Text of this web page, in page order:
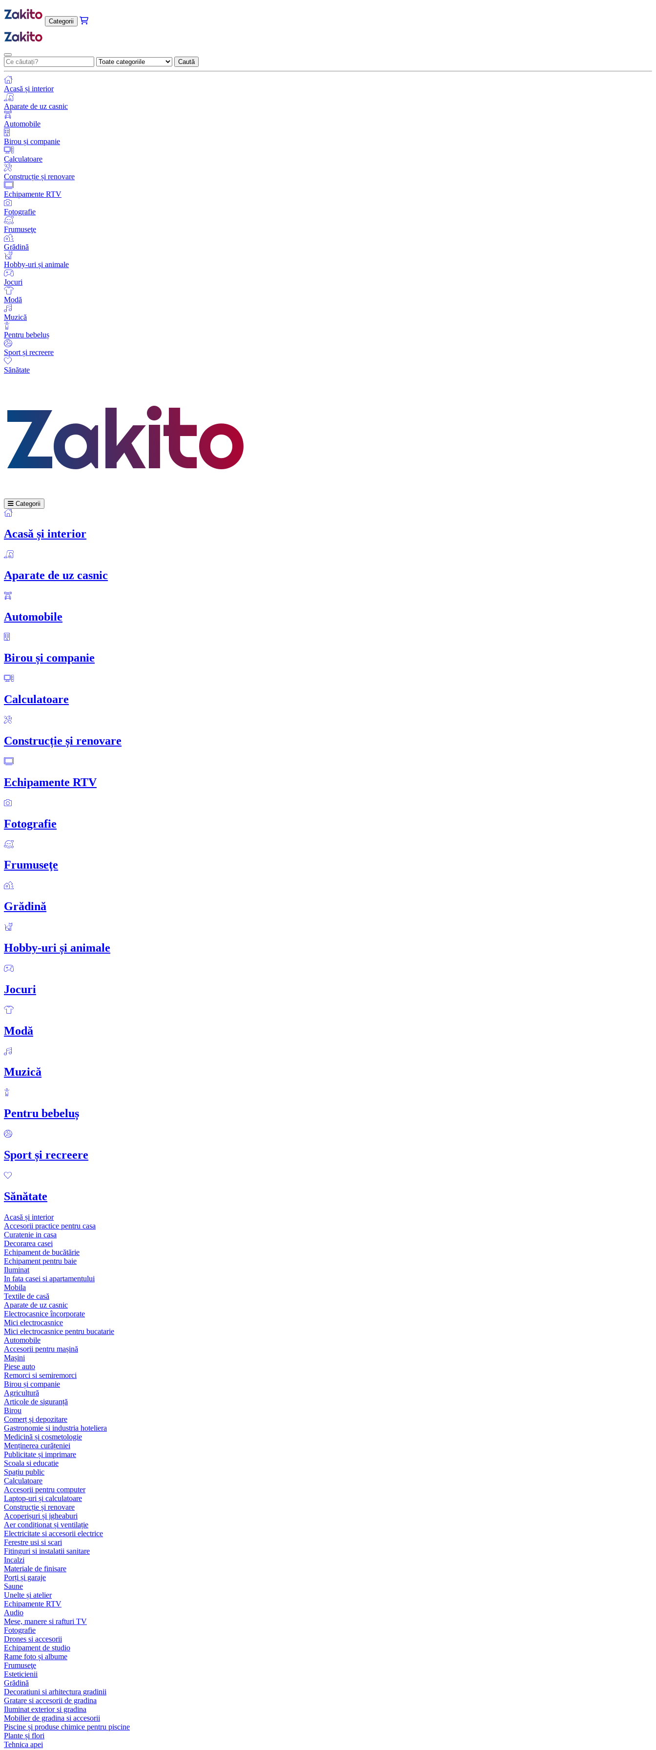
Categorii
Caută
Acasă și interior
Aparate de uz casnic
Automobile
Birou și companie
Calculatoare
Construcție și renovare
Echipamente RTV
Fotografie
Frumuseţe
Grădină
Hobby-uri și animale
Jocuri
Modă
Muzică
Pentru bebeluș
Sport și recreere
Sănătate
Categorii
Acasă și interior
Aparate de uz casnic
Automobile
Birou și companie
Calculatoare
Construcție și renovare
Echipamente RTV
Fotografie
Frumuseţe
Grădină
Hobby-uri și animale
Jocuri
Modă
Muzică
Pentru bebeluș
Sport și recreere
Sănătate
Acasă și interior
Accesorii practice pentru casa
Curatenie in casa
Decorarea casei
Echipament de bucătărie
Echipament pentru baie
Iluminat
In fata casei si apartamentului
Mobila
Textile de casă
Aparate de uz casnic
Electrocasnice încorporate
Mici electrocasnice
Mici electrocasnice pentru bucatarie
Automobile
Accesorii pentru mașină
Mașini
Piese auto
Remorci si semiremorci
Birou și companie
Agricultură
Articole de siguranță
Birou
Comerț și depozitare
Gastronomie si industria hoteliera
Medicină și cosmetologie
Menținerea curățeniei
Publicitate și imprimare
Scoala si educatie
Spațiu public
Calculatoare
Accesorii pentru computer
Laptop-uri și calculatoare
Construcție și renovare
Acoperișuri și jgheaburi
Aer condiționat și ventilație
Electricitate si accesorii electrice
Ferestre usi si scari
Fitinguri si instalatii sanitare
Incalzi
Materiale de finisare
Porți și garaje
Saune
Unelte și atelier
Echipamente RTV
Audio
Mese, manere si rafturi TV
Fotografie
Drones si accesorii
Echipament de studio
Rame foto și albume
Frumuseţe
Esteticienii
Grădină
Decoratiuni si arhitectura gradinii
Gratare si accesorii de gradina
Iluminat exterior si gradina
Mobilier de gradina si accesorii
Piscine și produse chimice pentru piscine
Plante și flori
Tehnica apei